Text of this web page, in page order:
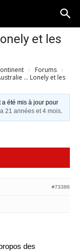
et les
› Forums ›
… Lonely et les
été mis à jour pour
21 années et 4 mois.
#73386
des